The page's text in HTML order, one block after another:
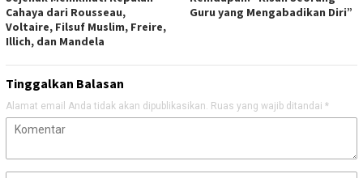
Cahaya dari Rousseau,
Voltaire, Filsuf Muslim, Freire,
Illich, dan Mandela
Guru yang Mengabadikan Diri”
Tinggalkan Balasan
Alamat email Anda tidak akan dipublikasikan. Ruas yang wajib ditandai *